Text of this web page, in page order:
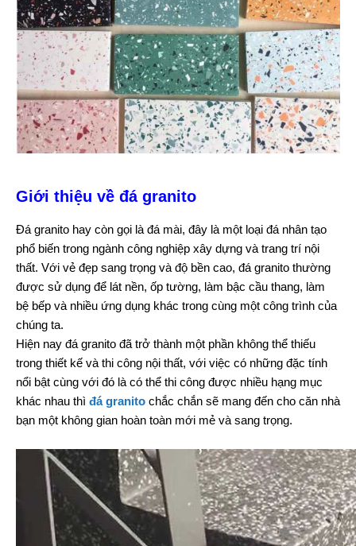
Giới thiệu về đá granito
Đá granito hay còn gọi là đá mài, đây là một loại đá nhân tạo
phổ biến trong ngành công nghiệp xây dựng và trang trí nội
thất. Với vẻ đẹp sang trọng và độ bền cao, đá granito thường
được sử dụng để lát nền, ốp tường, làm bậc cầu thang, làm
bệ bếp và nhiều ứng dụng khác trong cùng một công trình của
chúng ta.
Hiện nay đá granito đã trở thành một phần không thể thiếu
trong thiết kế và thi công nội thất, với việc có những đặc tính
nổi bật cùng với đó là có thể thi công được nhiều hạng mục
khác nhau thì đá granito chắc chắn sẽ mang đến cho căn nhà
bạn một không gian hoàn toàn mới mẻ và sang trọng.